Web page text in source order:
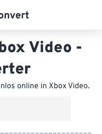
Video -
online in Xbox Video.